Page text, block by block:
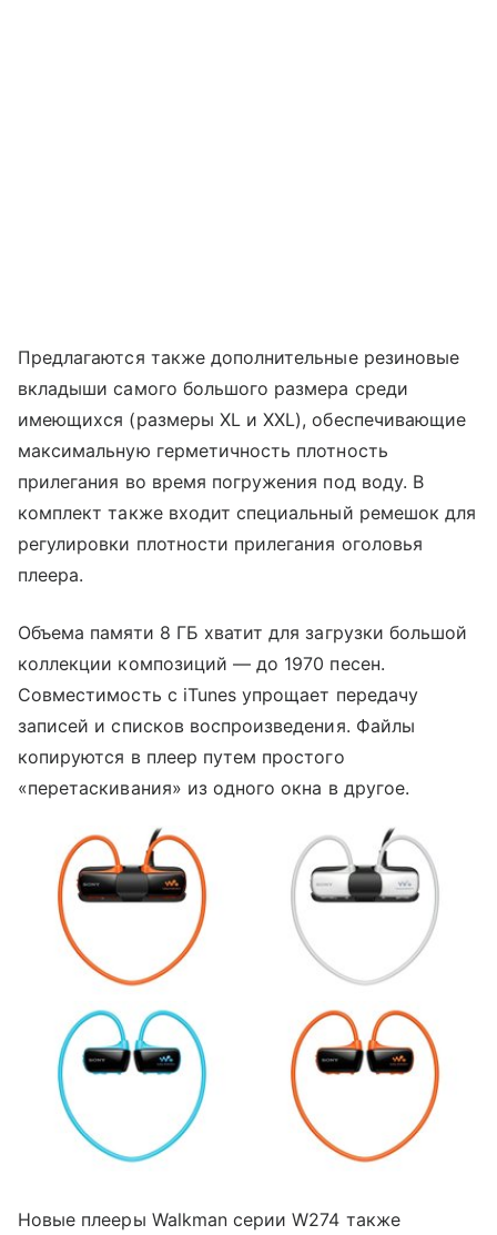
Предлагаются также дополнительные резиновые
вкладыши самого большого размера среди
имеющихся (размеры XL и XXL), обеспечивающие
максимальную герметичность плотность
прилегания во время погружения под воду. В
комплект также входит специальный ремешок для
регулировки плотности прилегания оголовья
плеера.
Объема памяти 8 ГБ хватит для загрузки большой
коллекции композиций — до 1970 песен.
Совместимость с iTunes упрощает передачу
записей и списков воспроизведения. Файлы
копируются в плеер путем простого
«перетаскивания» из одного окна в другое.
Новые плееры Walkman серии W274 также